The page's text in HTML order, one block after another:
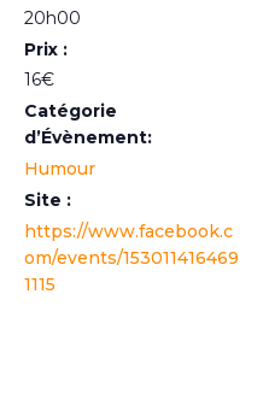
20h00
Prix :
16€
Catégorie
d’Évènement:
Humour
Site :
https://www.facebook.c
om/events/153011416469
1115